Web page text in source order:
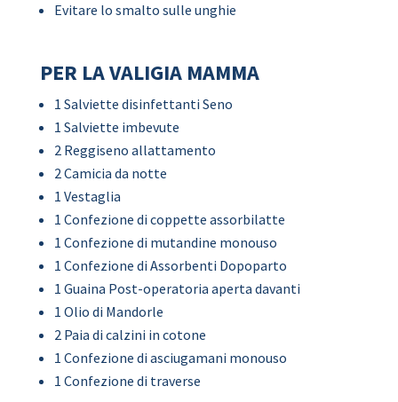
Evitare lo smalto sulle unghie
PER LA VALIGIA MAMMA
1 Salviette disinfettanti Seno
1 Salviette imbevute
2 Reggiseno allattamento
2 Camicia da notte
1 Vestaglia
1 Confezione di coppette assorbilatte
1 Confezione di mutandine monouso
1 Confezione di Assorbenti Dopoparto
1 Guaina Post-operatoria aperta davanti
1 Olio di Mandorle
2 Paia di calzini in cotone
1 Confezione di asciugamani monouso
1 Confezione di traverse